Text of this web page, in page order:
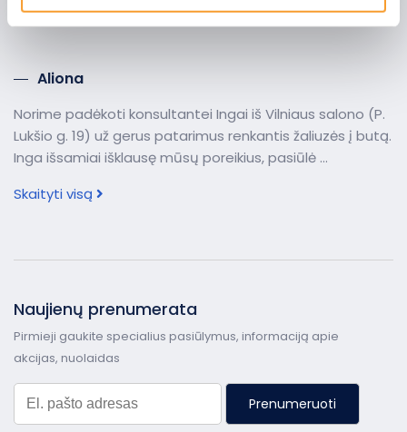
pateiktos arba naudojant paslaugas surinktos
informacijos.
Skaityti visą
Aliona
Norime padėkoti konsultantei Ingai iš Vilniaus salono (P.
Lukšio g. 19) už gerus patarimus renkantis žaliuzės į butą.
Inga išsamiai išklausę mūsų poreikius, pasiūlė ...
Skaityti visą
Naujienų prenumerata
Pirmieji gaukite specialius pasiūlymus, informaciją apie
akcijas, nuolaidas
Prenumeruoti